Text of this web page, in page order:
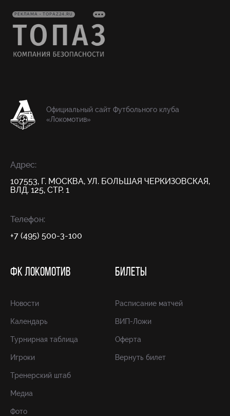
РЕКЛАМА • TOPAZ24.RU
Официальный сайт Футбольного клуба
«Локомотив»
Адрес:
107553, Г. МОСКВА, УЛ. БОЛЬШАЯ ЧЕРКИЗОВСКАЯ,
ВЛД. 125, СТР. 1
Телефон:
+7 (495) 500-3-100
ФК ЛОКОМОТИВ
Новости
Календарь
Турнирная таблица
Игроки
Тренерский штаб
Медиа
Фото
БИЛЕТЫ
Расписание матчей
ВИП-Ложи
Оферта
Вернуть билет